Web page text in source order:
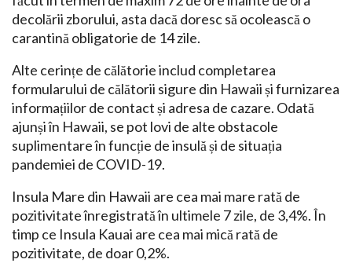
decolării zborului, asta dacă doresc să ocolească o
carantină obligatorie de 14 zile.
Alte cerințe de călătorie includ completarea
formularului de călătorii sigure din Hawaii și furnizarea
informațiilor de contact și adresa de cazare. Odată
ajunși în Hawaii, se pot lovi de alte obstacole
suplimentare în funcție de insulă și de situația
pandemiei de COVID-19.
Insula Mare din Hawaii are cea mai mare rată de
pozitivitate înregistrată în ultimele 7 zile, de 3,4%. În
timp ce Insula Kauai are cea mai mică rată de
pozitivitate, de doar 0,2%.